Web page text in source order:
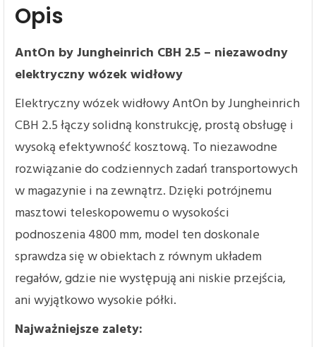
Opis
AntOn by Jungheinrich CBH 2.5 – niezawodny
elektryczny wózek widłowy
Elektryczny wózek widłowy AntOn by Jungheinrich
CBH 2.5 łączy solidną konstrukcję, prostą obsługę i
wysoką efektywność kosztową. To niezawodne
rozwiązanie do codziennych zadań transportowych
w magazynie i na zewnątrz. Dzięki potrójnemu
masztowi teleskopowemu o wysokości
podnoszenia 4800 mm, model ten doskonale
sprawdza się w obiektach z równym układem
regałów, gdzie nie występują ani niskie przejścia,
ani wyjątkowo wysokie półki.
Najważniejsze zalety: